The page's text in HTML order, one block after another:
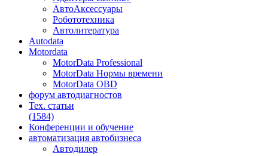
АвтоАксессуары
Робототехника
Автолитература
Autodata
Motordata
MotorData Professional
MotorData Нормы времени
MotorData OBD
форум автодиагностов
Тех. статьи
(1584)
Конференции и обучение
автоматизация автобизнеса
Автодилер